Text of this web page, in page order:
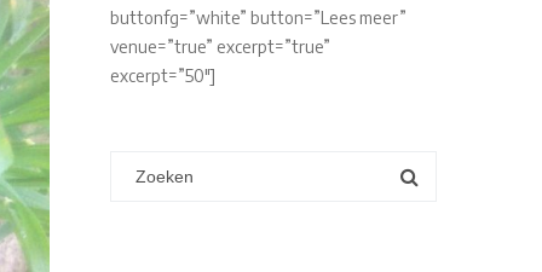
buttonfg=”white” button=”Lees meer”
venue=”true” excerpt=”true”
excerpt=”50″]